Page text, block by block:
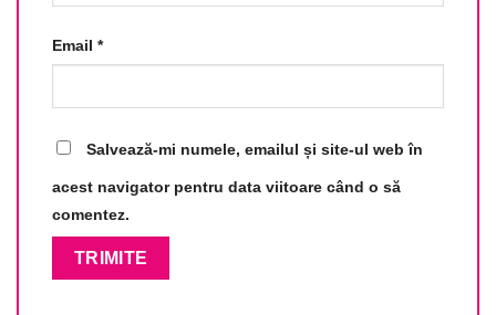
Email *
Salvează-mi numele, emailul și site-ul web în
acest navigator pentru data viitoare când o să
comentez.